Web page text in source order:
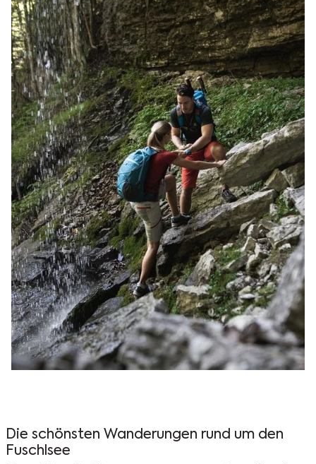
entdecken.
Die schönsten Wanderungen rund um den
Fuschlsee